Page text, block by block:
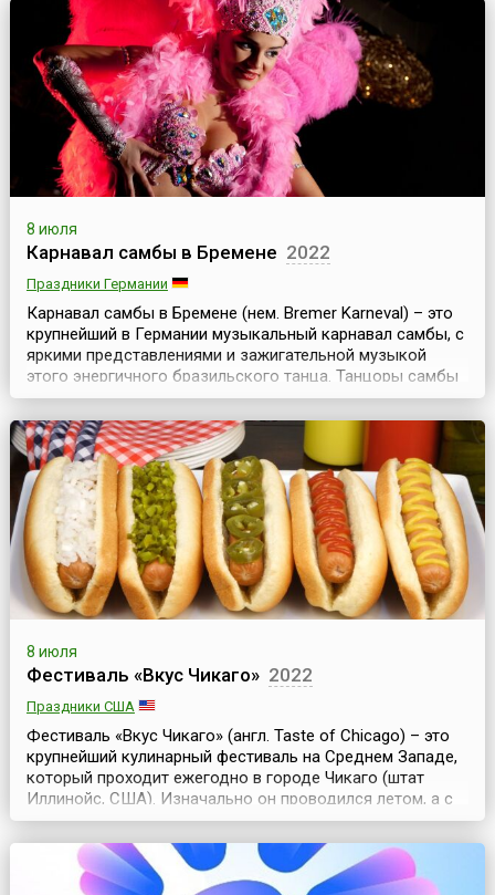
вина «Бычья кровь» связано со временами турецкого
господства. При турецкой осаде Эгерской крепо...
8 июля
Карнавал самбы в Бремене 2022
Праздники Германии
Карнавал самбы в Бремене (нем. Bremer Karneval) – это
крупнейший в Германии музыкальный карнавал самбы, с
яркими представлениями и зажигательной музыкой
этого энергичного бразильского танца. Танцоры самбы
со всей Германии приезжают, чтобы принять участие в
уличном карнавале, а тысячи туристов – чтобы увидеть
это яркий праздник.Вольный ганзейский город Бремен –
это старинный и красивый город Ге...
8 июля
Фестиваль «Вкус Чикаго» 2022
Праздники США
Фестиваль «Вкус Чикаго» (англ. Taste of Chicago) – это
крупнейший кулинарный фестиваль на Среднем Западе,
который проходит ежегодно в городе Чикаго (штат
Иллинойс, США). Изначально он проводился летом, а с
2023 года его перенесли на сентябрь, а в 2026 году
вновь вернули на летний период.Начало традиции
проведения фестиваля было положено в 1980 году. Это
был однодневный праздник «Вкус Чикаго» в...